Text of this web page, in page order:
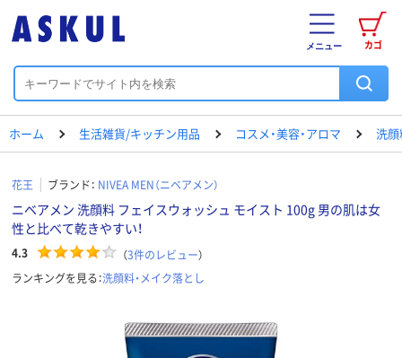
カゴ
メニュー
ホーム 生活雑貨/キッチン用品 コスメ・美容・アロマ 洗顔
花王 ブランド： NIVEA MEN（ニベアメン）
ニベアメン 洗顔料 フェイスウォッシュ モイスト 100g 男の肌は女
性と比べて乾きやすい！
4.3 （3件のレビュー）
ランキングを見る：洗顔料・メイク落とし